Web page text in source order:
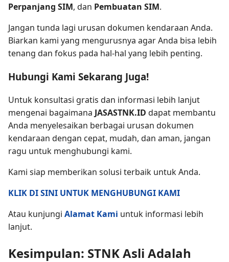
Perpanjang SIM, dan Pembuatan SIM.
Jangan tunda lagi urusan dokumen kendaraan Anda.
Biarkan kami yang mengurusnya agar Anda bisa lebih
tenang dan fokus pada hal-hal yang lebih penting.
Hubungi Kami Sekarang Juga!
Untuk konsultasi gratis dan informasi lebih lanjut
mengenai bagaimana JASASTNK.ID dapat membantu
Anda menyelesaikan berbagai urusan dokumen
kendaraan dengan cepat, mudah, dan aman, jangan
ragu untuk menghubungi kami.
Kami siap memberikan solusi terbaik untuk Anda.
KLIK DI SINI UNTUK MENGHUBUNGI KAMI
Atau kunjungi Alamat Kami untuk informasi lebih
lanjut.
Kesimpulan: STNK Asli Adalah